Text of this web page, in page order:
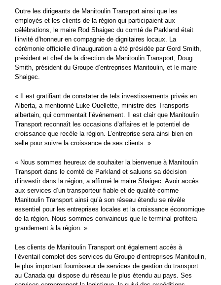
Outre les dirigeants de Manitoulin Transport ainsi que les
employés et les clients de la région qui participaient aux
célébrations, le maire Rod Shaigec du comté de Parkland était
l’invité d’honneur en compagnie de dignitaires locaux. La
cérémonie officielle d’inauguration a été présidée par Gord Smith,
président et chef de la direction de Manitoulin Transport, Doug
Smith, président du Groupe d’entreprises Manitoulin, et le maire
Shaigec.
« Il est gratifiant de constater de tels investissements privés en
Alberta, a mentionné Luke Ouellette, ministre des Transports
albertain, qui commentait l’événement. Il est clair que Manitoulin
Transport reconnaît les occasions d’affaires et le potentiel de
croissance que recèle la région. L’entreprise sera ainsi bien en
selle pour suivre la croissance de ses clients. »
« Nous sommes heureux de souhaiter la bienvenue à Manitoulin
Transport dans le comté de Parkland et saluons sa décision
d’investir dans la région, a affirmé le maire Shaigec. Avoir accès
aux services d’un transporteur fiable et de qualité comme
Manitoulin Transport ainsi qu’à son réseau étendu se révèle
essentiel pour les entreprises locales et la croissance économique
de la région. Nous sommes convaincus que le terminal profitera
grandement à la région. »
Les clients de Manitoulin Transport ont également accès à
l’éventail complet des services du Groupe d’entreprises Manitoulin,
le plus important fournisseur de services de gestion du transport
au Canada qui dispose du réseau le plus étendu au pays. Ses